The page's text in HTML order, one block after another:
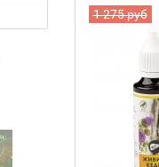
Железо с
1 275 руб